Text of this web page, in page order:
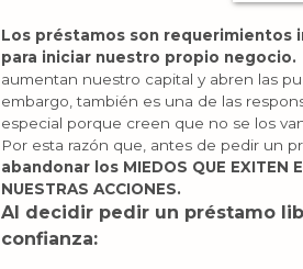
Los préstamos son requerimientos
para iniciar nuestro propio negocio.
aumentan nuestro capital y abren las
embargo, también es una de las
especial porque creen que no se los
Por esta razón que, antes de pedir un
abandonar los MIEDOS QUE EXITEN
NUESTRAS ACCIONES.
Al decidir pedir un préstamo
confianza: